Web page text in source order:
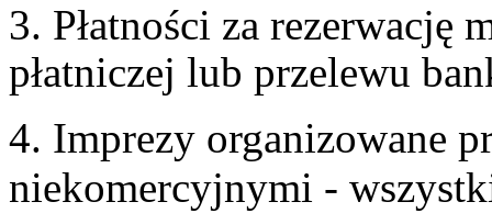
3. Płatności za rezerwację
płatniczej lub przelewu
4. Imprezy organizowane
niekomercyjnymi -